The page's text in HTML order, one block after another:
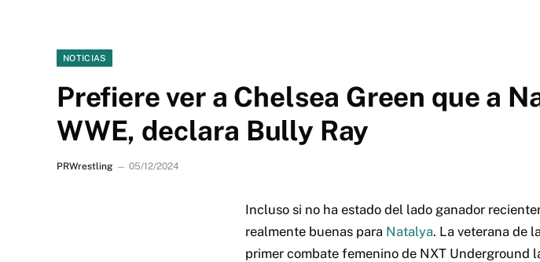
NOTICIAS
Prefiere ver a Chelsea Green que a
WWE, declara Bully Ray
PRWrestling 05/12/2024
Incluso si no ha estado del lado ganador
realmente buenas para Natalya. La veterana de
primer combate femenino de NXT Underground